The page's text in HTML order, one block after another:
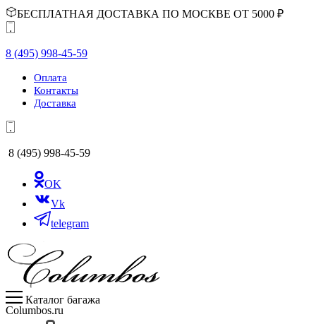
БЕСПЛАТНАЯ ДОСТАВКА ПО МОСКВЕ ОТ 5000 ₽
8 (495) 998-45-59
Оплата
Контакты
Доставка
8 (495) 998-45-59
OK
Vk
telegram
Columbos.ru
Каталог багажа